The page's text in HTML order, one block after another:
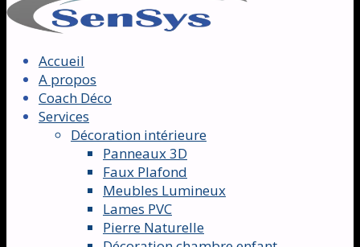
Accueil
A propos
Coach Déco
Services
Décoration intérieure
Panneaux 3D
Faux Plafond
Meubles Lumineux
Lames PVC
Pierre Naturelle